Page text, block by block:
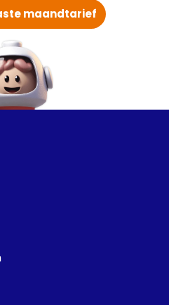
maandtarief